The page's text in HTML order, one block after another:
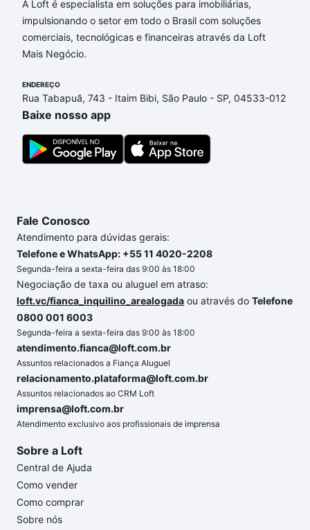
Aqui na Loft temos a oferta ideal para você, com
Imóveis com 4 banheiros à venda em Residencial
Galeria Garden, Campinas, SP que custam a partir
de R$ 0 e com nossas opções de financiamento
orçamento. Se ainda tem alguma dúvida dos custos
envolvidos no processo de compra, veja em nosso
portal quanto custa comprar um apartamento
conte com a gente para comprar o imóvel dos seus
sonhos com segurança e conforto. Loft, com você
A Loft é especialista em soluções para imobiliárias,
impulsionando o setor em todo o Brasil com soluções
comerciais, tecnológicas e financeiras através da Loft
Mais Negócio.
ENDEREÇO
Rua Tabapuã, 743 - Itaim Bibi, São Paulo - SP, 04533-012
Baixe nosso app
Fale Conosco
Atendimento para dúvidas gerais:
Telefone e WhatsApp: +55 11 4020-2208
Segunda-feira a sexta-feira das 9:00 às 18:00
Negociação de taxa ou aluguel em atraso:
loft.vc/fianca_inquilino_arealogada ou através do Telefone
0800 001 6003
Segunda-feira a sexta-feira das 9:00 às 18:00
atendimento.fianca@loft.com.br
Assuntos relacionados a Fiança Aluguel
relacionamento.plataforma@loft.com.br
Assuntos relacionados ao CRM Loft
imprensa@loft.com.br
Atendimento exclusivo aos profissionais de imprensa
Sobre a Loft
Central de Ajuda
Como vender
Como comprar
Sobre nós